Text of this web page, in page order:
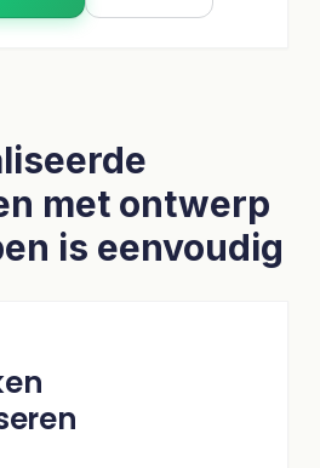
met ontwerp
is eenvoudig